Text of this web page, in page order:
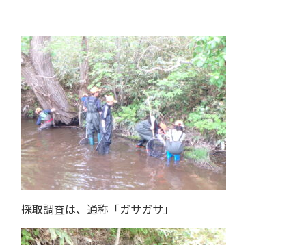
採取調査は、通称「ガサガサ」